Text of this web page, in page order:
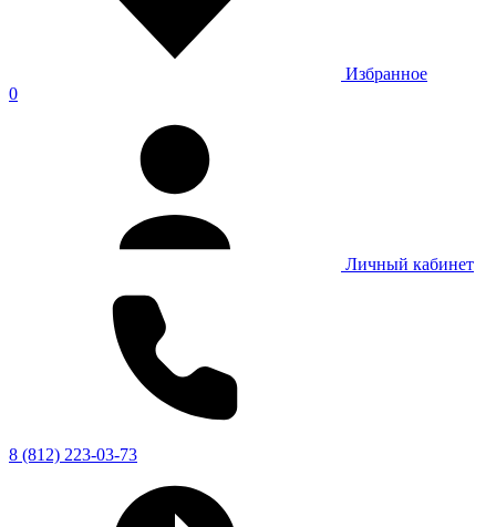
Избранное
0
Личный кабинет
8 (812) 223-03-73